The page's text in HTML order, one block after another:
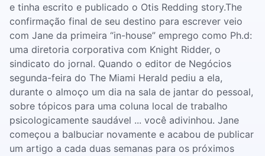
e tinha escrito e publicado o Otis Redding story.The
confirmação final de seu destino para escrever veio
com Jane da primeira “in-house” emprego como Ph.d:
uma diretoria corporativa com Knight Ridder, o
sindicato do jornal. Quando o editor de Negócios
segunda-feira do The Miami Herald pediu a ela,
durante o almoço um dia na sala de jantar do pessoal,
sobre tópicos para uma coluna local de trabalho
psicologicamente saudável ... você adivinhou. Jane
começou a balbuciar novamente e acabou de publicar
um artigo a cada duas semanas para os próximos